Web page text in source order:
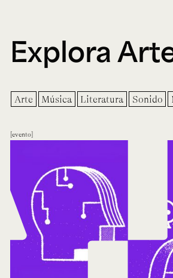
Explora
Arte Música Literatura Sonido
evento